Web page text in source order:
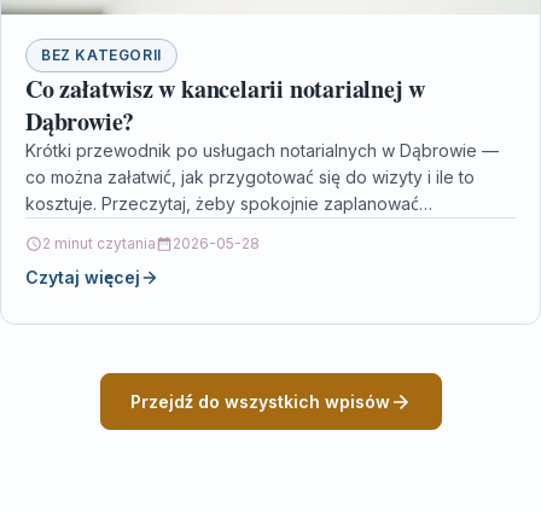
BEZ KATEGORII
Co załatwisz w kancelarii notarialnej w
Dąbrowie?
Krótki przewodnik po usługach notarialnych w Dąbrowie —
co można załatwić, jak przygotować się do wizyty i ile to
kosztuje. Przeczytaj, żeby spokojnie zaplanować…
2 minut czytania 2026-05-28
Czytaj więcej
Przejdź do wszystkich wpisów